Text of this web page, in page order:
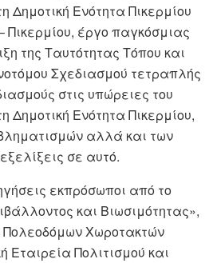
Δημοτική Ενότητα Πικερμίου
έργο παγκόσμιας
της Ταυτότητας Τόπου και
Σχεδιασμού τετραπλής
στις υπώρειες του
Δημοτική Ενότητα Πικερμίου,
αλλά και των
σε αυτό.
εκπρόσωποι από το
και Βιωσιμότητας»,
Χωροτακτών
Εταιρεία Πολιτισμού και